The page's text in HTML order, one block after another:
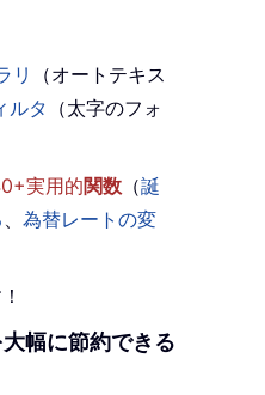
リ
（オートテキス
ルタ （太字のフォ
実用的関数 （誕
、 為替レートの変
幅に節約できる